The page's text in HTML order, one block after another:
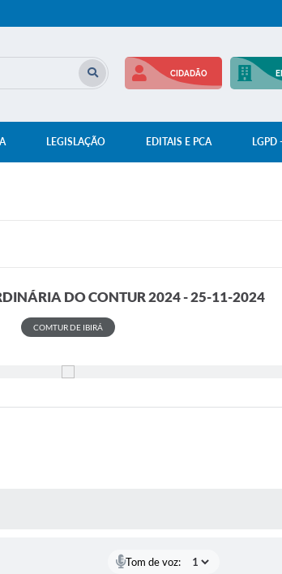
CIDADÃO
LEGISLAÇÃO EDITAIS E PCA LGPD
DO CONTUR 2024 - 25-11-2024
COMTUR DE IBIRÁ
Tom de voz: